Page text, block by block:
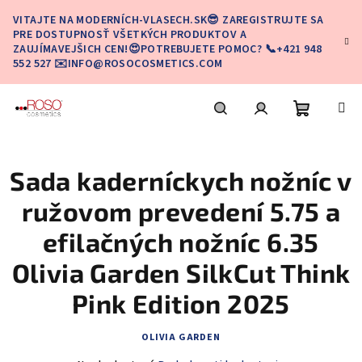
obsah
VITAJTE NA MODERNÍCH-VLASECH.SK😎 ZAREGISTRUJTE SA
PRE DOSTUPNOSŤ VŠETKÝCH PRODUKTOV A
ZAUJÍMAVEJŠICH CEN!😍POTREBUJETE POMOC? 📞+421 948
552 527 ✉️INFO@ROSOCOSMETICS.COM
košík
Sada kaderníckych nožníc v
ružovom prevedení 5.75 a
efilačných nožníc 6.35
Olivia Garden SilkCut Think
Pink Edition 2025
OLIVIA GARDEN